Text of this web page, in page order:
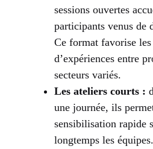
sessions ouvertes
participants venus de
Ce format favorise les
d’expériences entre
secteurs variés.
Les ateliers courts :
une journée, ils
sensibilisation rapide
longtemps les équipes.